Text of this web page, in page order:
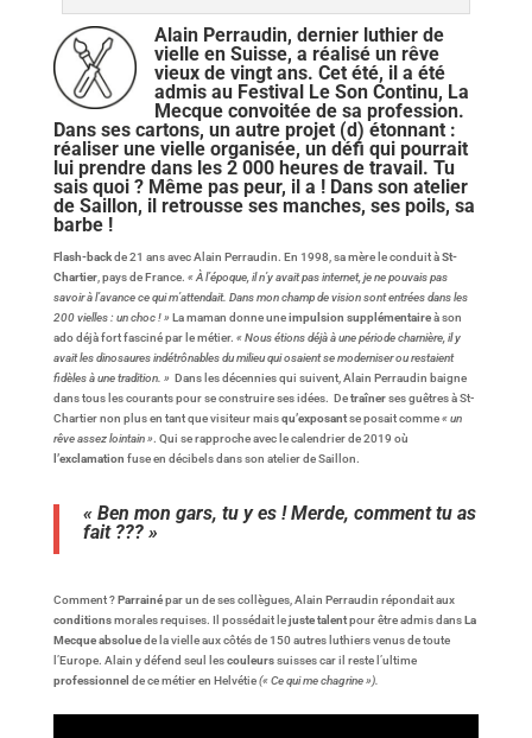
Alain Perraudin, dernier luthier de
vielle en Suisse, a réalisé un rêve
vieux de vingt ans. Cet été, il a été
admis au Festival Le Son Continu, La
Mecque convoitée de sa profession.
Dans ses cartons, un autre projet (d) étonnant :
réaliser une vielle organisée, un défi qui pourrait
lui prendre dans les 2 000 heures de travail. Tu
sais quoi ? Même pas peur, il a ! Dans son atelier
de Saillon, il retrousse ses manches, ses poils, sa
barbe !
Flash-backde 21 ans avec Alain Perraudin. En 1998, sa mère le conduit àSt-
Chartier, pays de France. « À l’époque, il n’y avait pas internet, je ne pouvais pas
savoir à l’avance ce qui m’attendait. Dans mon champ de vision sont entrées dans les
200 vielles : un choc ! » La maman donne uneimpulsion supplémentaireà son
ado déjà fort fasciné par le métier. « Nous étions déjà à une période charnière, il y
avait les dinosaures indétrônables du milieu qui osaient se moderniser ou restaient
fidèles à une tradition. » Dans les décennies qui suivent, Alain Perraudin baigne
dans tous les courants pour se construire ses idées. Detraînerses guêtres à St-
Chartier non plus en tant que visiteur maisqu’exposantse posait comme« un
rêve assez lointain ». Qui se rapproche avec le calendrier de 2019 où
l’exclamation fuse en décibels dans son atelier de Saillon.
« Ben mon gars, tu y es ! Merde, comment tu as
fait ??? »
Comment ?Parrainépar un de ses collègues, Alain Perraudin répondait aux
conditionsmorales requises. Il possédait lejuste talentpour être admis dansLa
Mecque absoluede la vielle aux côtés de 150 autres luthiers venus de toute
l’Europe. Alain y défend seul lescouleurssuisses car il reste l’ultime
professionnel de ce métier en Helvétie(« Ce qui me chagrine »).